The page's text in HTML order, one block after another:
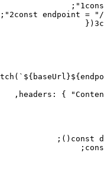
1
;
2const endpoint = "/
;
3
(
{
(
headers : {
,
const
(
)
;
;